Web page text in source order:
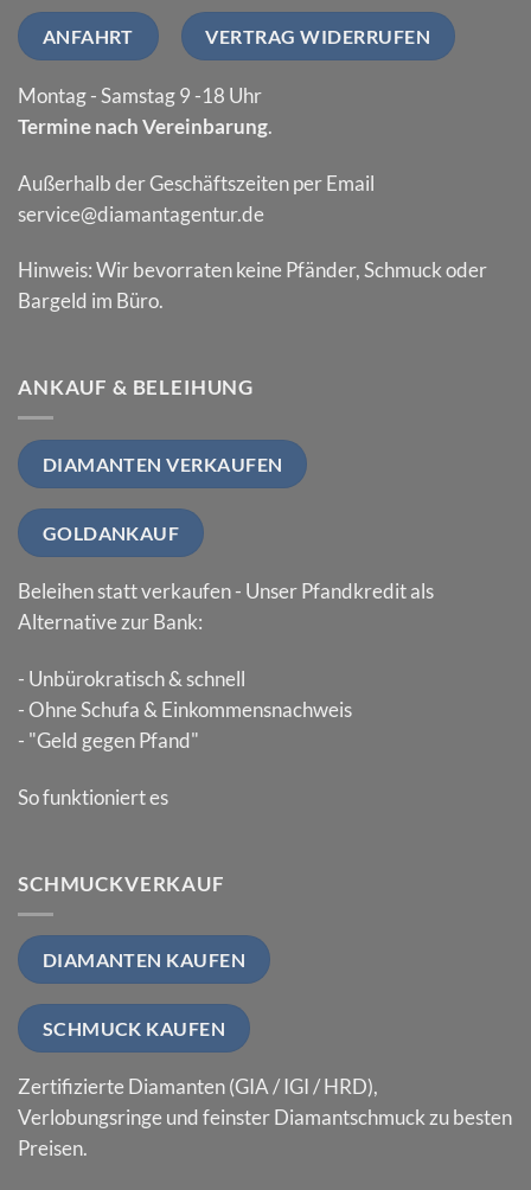
ANFAHRT VERTRAG WIDERRUFEN
Montag - Samstag 9 -18 Uhr
Termine nach Vereinbarung.
Außerhalb der Geschäftszeiten per Email
service@diamantagentur.de
Hinweis: Wir bevorraten keine Pfänder, Schmuck oder
Bargeld im Büro.
ANKAUF & BELEIHUNG
DIAMANTEN VERKAUFEN
GOLDANKAUF
Beleihen statt verkaufen - Unser Pfandkredit als
Alternative zur Bank:
- Unbürokratisch & schnell
- Ohne Schufa & Einkommensnachweis
- "Geld gegen Pfand"
So funktioniert es
SCHMUCKVERKAUF
DIAMANTEN KAUFEN
SCHMUCK KAUFEN
Zertifizierte Diamanten (GIA / IGI / HRD),
Verlobungsringe und feinster Diamantschmuck zu besten
Preisen.